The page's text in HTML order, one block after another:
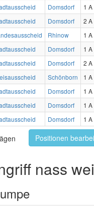
Domsdorf
1 A
Domsdorf
2 A
Rhinow
1 A
Domsdorf
1 A
Domsdorf
2 A
Schönborn
1 A
Domsdorf
1 A
Domsdorf
1 A
Domsdorf 1 A
Positionen
nass